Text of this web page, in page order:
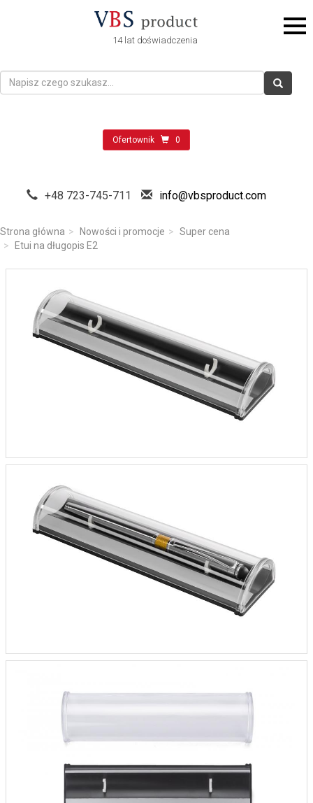
14 lat doświadczenia
Ofertownik 0
+48 723-745-711 info@vbsproduct.com
Strona główna Nowości i promocje
Super cena
Etui na długopis E2